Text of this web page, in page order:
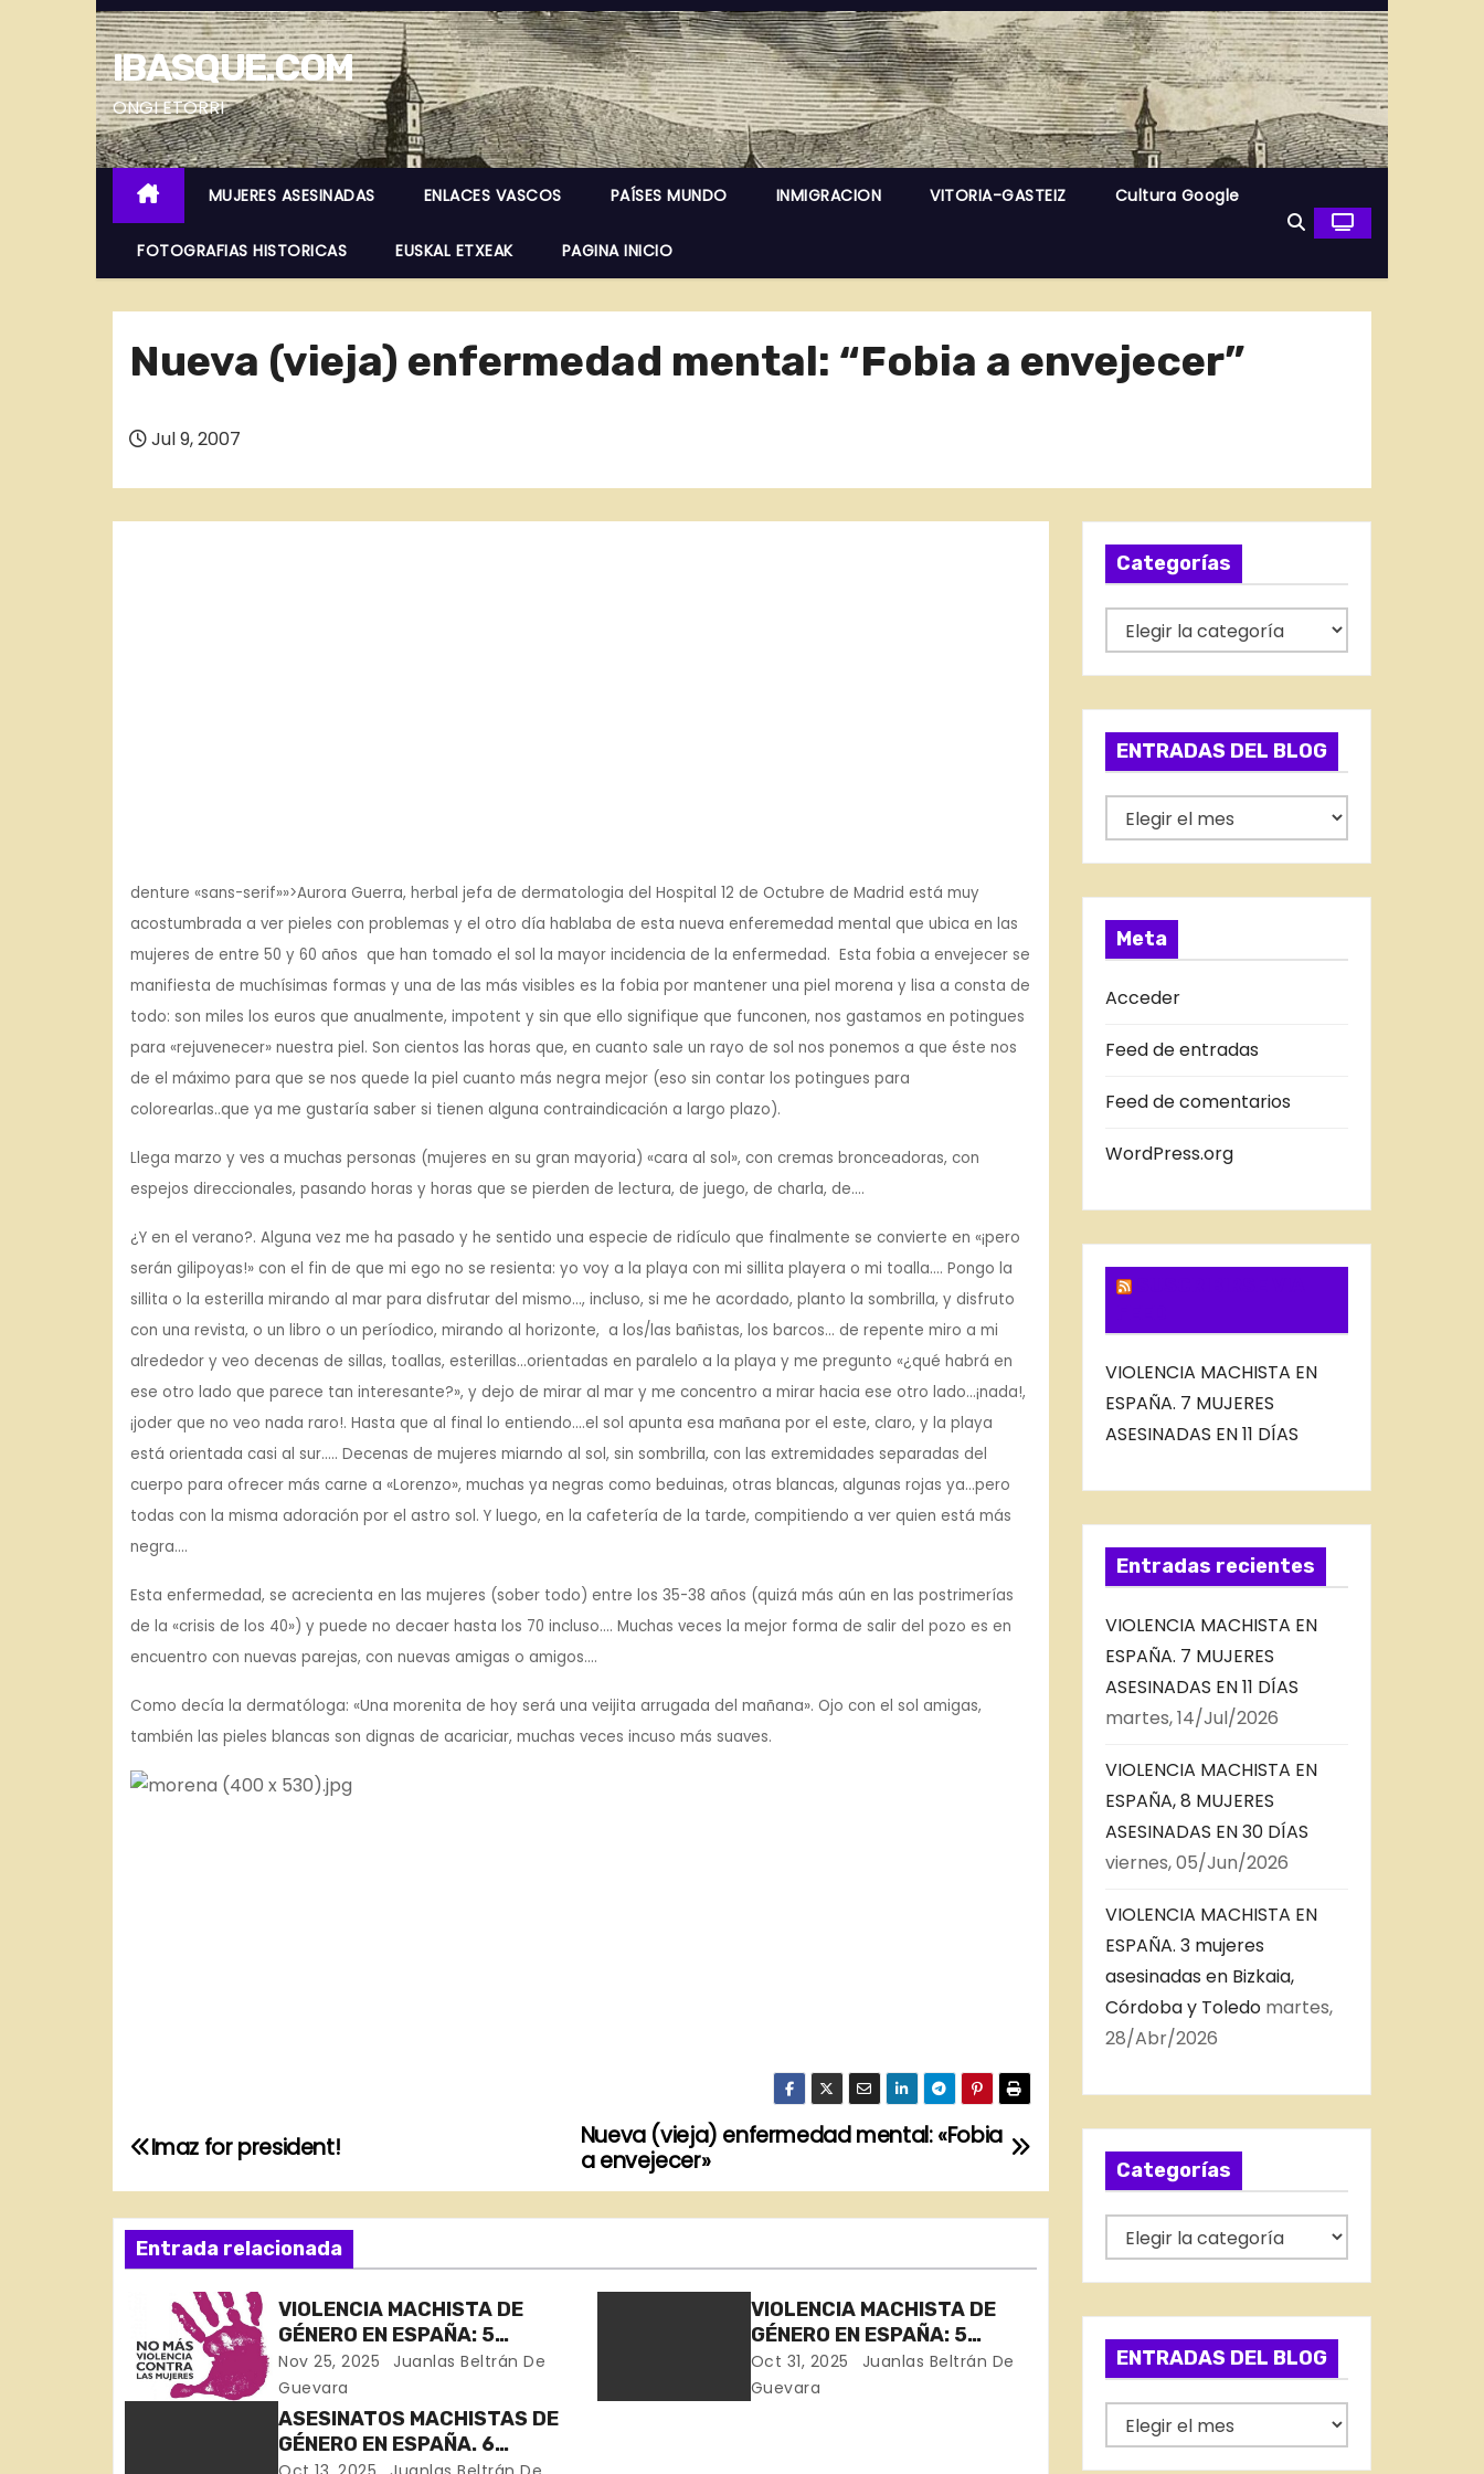
S
a
l
t
a
r
IBASQUE.COM
ONGI ETORRI
MUJERES ASESINADAS ENLACES VASCOS PAÍSES MUNDO INMIGRACION VITORIA-GASTEIZ Cultura Google
FOTOGRAFIAS HISTORICAS EUSKAL ETXEAK PAGINA INICIO
Nueva (vieja) enfermedad mental: “Fobia a envejecer”
Jul 9, 2007
denture «sans-serif»»>Aurora Guerra, herbal jefa de dermatologia del Hospital 12 de Octubre de Madrid está muy
acostumbrada a ver pieles con problemas y el otro día hablaba de esta nueva enferemedad mental que ubica en las
mujeres de entre 50 y 60 años que han tomado el sol la mayor incidencia de la enfermedad. Esta fobia a envejecer se
manifiesta de muchísimas formas y una de las más visibles es la fobia por mantener una piel morena y lisa a consta de
todo: son miles los euros que anualmente, impotent y sin que ello signifique que funconen, nos gastamos en potingues
para «rejuvenecer» nuestra piel. Son cientos las horas que, en cuanto sale un rayo de sol nos ponemos a que éste nos
de el máximo para que se nos quede la piel cuanto más negra mejor (eso sin contar los potingues para
colorearlas..que ya me gustaría saber si tienen alguna contraindicación a largo plazo).
Llega marzo y ves a muchas personas (mujeres en su gran mayoria) «cara al sol», con cremas bronceadoras, con
espejos direccionales, pasando horas y horas que se pierden de lectura, de juego, de charla, de….
¿Y en el verano?. Alguna vez me ha pasado y he sentido una especie de ridículo que finalmente se convierte en «¡pero
serán gilipoyas!» con el fin de que mi ego no se resienta: yo voy a la playa con mi sillita playera o mi toalla…. Pongo la
sillita o la esterilla mirando al mar para disfrutar del mismo…, incluso, si me he acordado, planto la sombrilla, y disfruto
con una revista, o un libro o un períodico, mirando al horizonte, a los/las bañistas, los barcos… de repente miro a mi
alrededor y veo decenas de sillas, toallas, esterillas…orientadas en paralelo a la playa y me pregunto «¿qué habrá en
ese otro lado que parece tan interesante?», y dejo de mirar al mar y me concentro a mirar hacia ese otro lado…¡nada!,
¡joder que no veo nada raro!. Hasta que al final lo entiendo….el sol apunta esa mañana por el este, claro, y la playa
está orientada casi al sur….. Decenas de mujeres miarndo al sol, sin sombrilla, con las extremidades separadas del
cuerpo para ofrecer más carne a «Lorenzo», muchas ya negras como beduinas, otras blancas, algunas rojas ya…pero
todas con la misma adoración por el astro sol. Y luego, en la cafetería de la tarde, compitiendo a ver quien está más
negra….
Esta enfermedad, se acrecienta en las mujeres (sober todo) entre los 35-38 años (quizá más aún en las postrimerías
de la «crisis de los 40») y puede no decaer hasta los 70 incluso…. Muchas veces la mejor forma de salir del pozo es en
encuentro con nuevas parejas, con nuevas amigas o amigos….
Como decía la dermatóloga: «Una morenita de hoy será una veijita arrugada del mañana». Ojo con el sol amigas,
también las pieles blancas son dignas de acariciar, muchas veces incuso más suaves.
N
a
v
e
g
a
Nueva (vieja) enfermedad mental: «Fobia
a envejecer»
Imaz for president!
Entrada relacionada
VIOLENCIA MACHISTA DE
GÉNERO EN ESPAÑA: 5
MUJERES ASESINADAS EN 3
SEMANAS DE NOVIEMBRE (en
Huelva, Zaragoza,
Barcelona, Madrid y Málaga)
Nov 25, 2025
Juanlas Beltrán De
Guevara
VIOLENCIA MACHISTA DE
GÉNERO EN ESPAÑA: 5
ASESINADAS EN 15 DÍAS
(Badajoz, Gipuzkoa, Madrid,
Oct 31, 2025
Juanlas Beltrán De
Guevara
ASESINATOS MACHISTAS DE
GÉNERO EN ESPAÑA. 6
Categorías
a
t
e
o
í
a
s
ENTRADAS DEL BLOG
N
T
R
D
A
D
B
O
G
Meta
Acceder
Feed de entradas
Feed de comentarios
WordPress.org
VIOLENCIA MACHISTA EN
ESPAÑA. 7 MUJERES
ASESINADAS EN 11 DÍAS
Entradas recientes
VIOLENCIA MACHISTA EN
ESPAÑA. 7 MUJERES
ASESINADAS EN 11 DÍAS
martes, 14/Jul/2026
VIOLENCIA MACHISTA EN
ESPAÑA, 8 MUJERES
ASESINADAS EN 30 DÍAS
viernes, 05/Jun/2026
VIOLENCIA MACHISTA EN
ESPAÑA. 3 mujeres
asesinadas en Bizkaia,
Córdoba y Toledo martes,
28/Abr/2026
Categorías
a
t
e
o
í
ENTRADAS DEL BLOG
N